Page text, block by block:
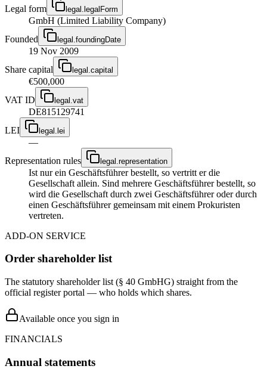
Legal form legal.legalForm
GmbH (Limited Liability Company)
Founded
legal.foundingDate
19 Nov 2009
Share capital
legal.capital
€500,000
VAT ID
legal.vat
DE815129741
LEI
legal.lei
—
Representation rules
legal.representation
Ist nur ein Geschäftsführer bestellt, so vertritt er die
Gesellschaft allein. Sind mehrere Geschäftsführer bestellt, so
wird die Gesellschaft durch zwei Geschäftsführer oder durch
einen Geschäftsführer gemeinsam mit einem Prokuristen
vertreten.
ADD-ON SERVICE
Order shareholder list
The statutory shareholder list (§ 40 GmbHG) straight from the
official register portal — who holds which shares.
Available once you sign in
FINANCIALS
Annual statements